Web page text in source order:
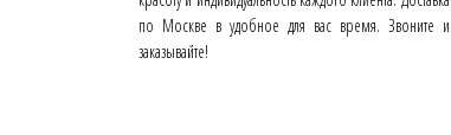
по Москве в удобное для вас время. Звоните и
заказывайте!